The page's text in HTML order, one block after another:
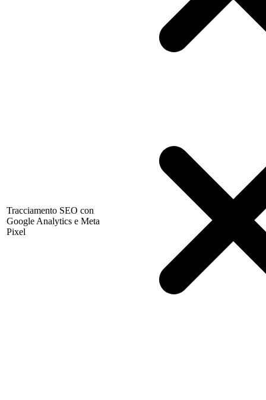
Tracciamento SEO con
Google Analytics e Meta
Pixel